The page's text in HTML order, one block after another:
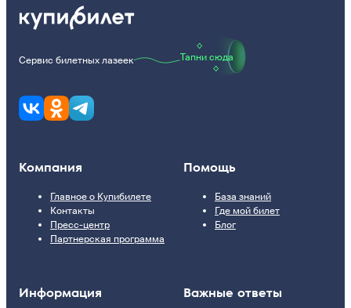
Сервис билетных лазеек Тапни сюда
Компания
Главное о Купибилете
Контакты
Пресс-центр
Партнерская программа
Помощь
База знаний
Где мой билет
Блог
Информация Важные ответы